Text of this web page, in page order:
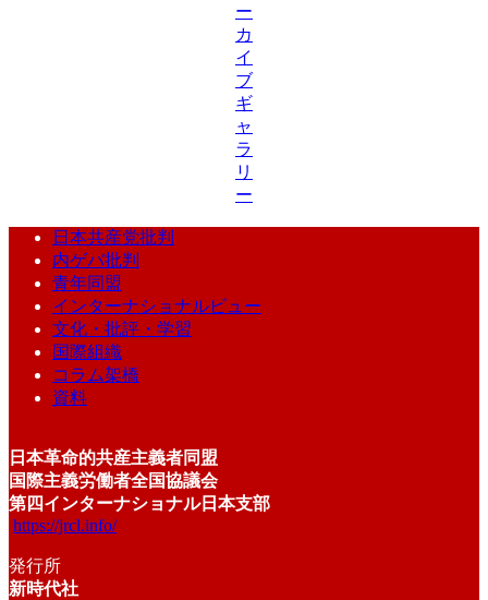
ー
カ
イ
ブ
ギ
ャ
ラ
リ
ー
日本共産党批判
内ゲバ批判
青年同盟
インターナショナルビュー
文化・批評・学習
国際組織
コラム架橋
資料
日本革命的共産主義者同盟
国際主義労働者全国協議会
第四インターナショナル日本支部
https://jrcl.info/
発行所
新時代社